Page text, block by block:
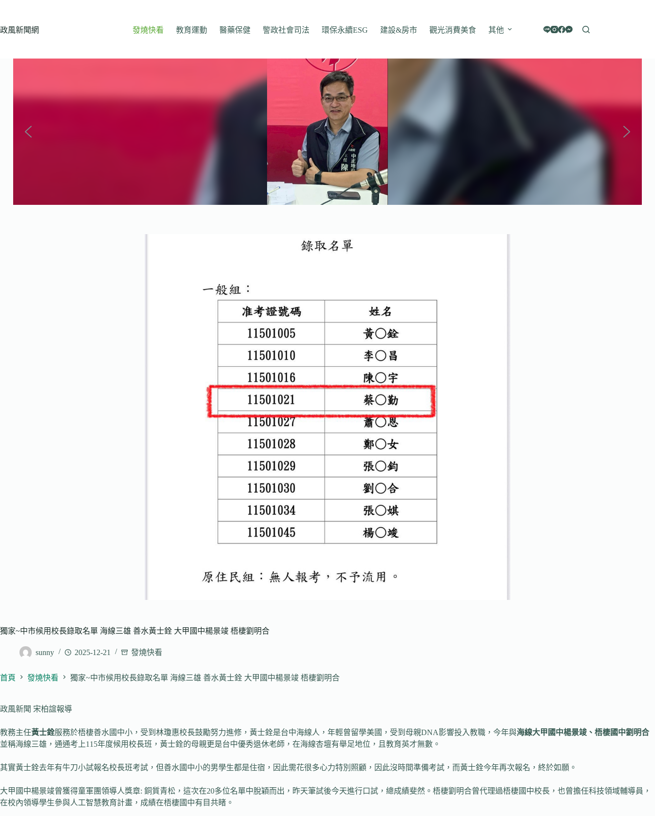
主
政風新聞網 發燒快看 教育運動 醫藥保健 警政社會司法 環保永續ESG 建設&房市 觀光消費美食 其他
獨家~中市候用校長錄取名單 海線三雄 善水黃士銓 大甲國中楊景竣 梧棲劉明合
sunny 2025-12-21 發燒快看
首頁 發燒快看 獨家~中市候用校長錄取名單 海線三雄 善水黃士銓 大甲國中楊景竣 梧棲劉明合
政風新聞 宋柏誼報導
教務主任黃士銓服務於梧棲善水國中小，受到林瓊惠校長鼓勵努力進修，黃士銓是台中海線人，年輕曾留學美國，受到母親DNA影響投入教職，今年與海線大甲國中楊景竣、梧棲國中劉明合
並稱海線三雄，通通考上115年度候用校長班，黃士銓的母親更是台中優秀退休老師，在海線杏壇有舉足地位，且教育英才無數。
其實黃士銓去年有牛刀小試報名校長班考試，但善水國中小的男學生都是住宿，因此需花很多心力特別照顧，因此沒時間準備考試，而黃士銓今年再次報名，終於如願。
大甲國中楊景竣曾獲得童軍團領導人獎章: 銅質青松，這次在20多位名單中脫穎而出，昨天筆試後今天進行口試，總成績斐然。梧棲劉明合曾代理過梧棲國中校長，也曾擔任科技領域輔導員，
在校內領導學生參與人工智慧教育計畫，成績在梧棲國中有目共睹。